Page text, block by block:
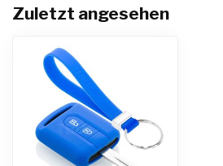
Zuletzt angesehen